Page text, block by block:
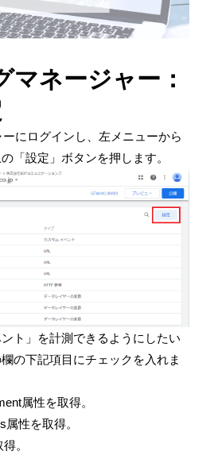
ネージャー：
にログインし、左メニューから
「設定」ボタンを押します。
ト」を計測できるようにしたい
の下記項目にチェックを入れま
属性を取得。
性を取得。
。